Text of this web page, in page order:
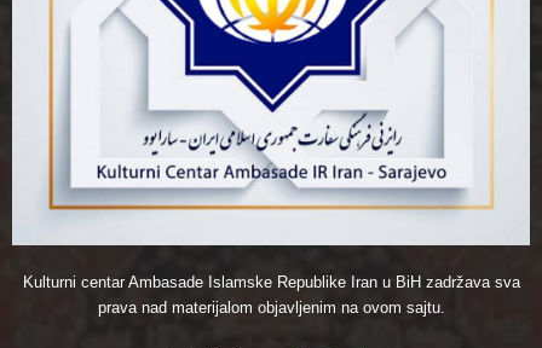
Kulturni centar Ambasade Islamske Republike Iran u BiH zadržava sva
prava nad materijalom objavljenim na ovom sajtu.